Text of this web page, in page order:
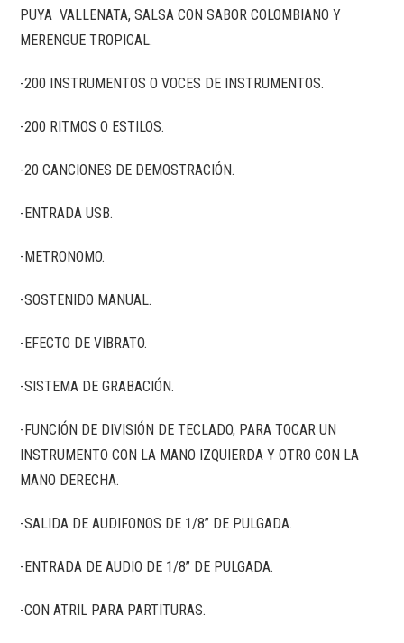
PUYA VALLENATA, SALSA CON SABOR COLOMBIANO Y
MERENGUE TROPICAL.
-200 INSTRUMENTOS O VOCES DE INSTRUMENTOS.
-200 RITMOS O ESTILOS.
-20 CANCIONES DE DEMOSTRACIÓN.
-ENTRADA USB.
-METRONOMO.
-SOSTENIDO MANUAL.
-EFECTO DE VIBRATO.
-SISTEMA DE GRABACIÓN.
-FUNCIÓN DE DIVISIÓN DE TECLADO, PARA TOCAR UN
INSTRUMENTO CON LA MANO IZQUIERDA Y OTRO CON LA
MANO DERECHA.
-SALIDA DE AUDIFONOS DE 1/8” DE PULGADA.
-ENTRADA DE AUDIO DE 1/8” DE PULGADA.
-CON ATRIL PARA PARTITURAS.